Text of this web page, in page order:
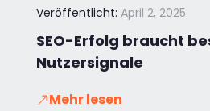
Veröffentlicht: April 2, 2025
SEO-Erfolg braucht
Nutzersignale
Mehr lesen